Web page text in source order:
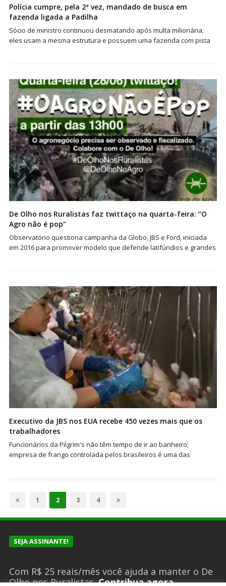
Polícia cumpre, pela 2ª vez, mandado de busca em
fazenda ligada a Padilha
Sócio de ministro continuou desmatando após multa milionária;
eles usam a mesma estrutura e possuem uma fazenda com pista
De Olho nos Ruralistas faz twittaço na quarta-feira: “O
Agro não é pop”
Observatório questiona campanha da Globo, JBS e Ford, iniciada
em 2016 para promover modelo que defende latifúndios e grandes
Executivo da JBS nos EUA recebe 450 vezes mais que os
trabalhadores
Funcionários da Pilgrim's não têm tempo de ir ao banheiro;
empresa de frango controlada pelos brasileiros é uma das
de
Page
1 Page
2 Page
3 Page
4
SEJA ASSINANTE!
Com R$ 25 reais/mês você ajuda a manter o De
Olho nos Ruralistas.Contribua agora